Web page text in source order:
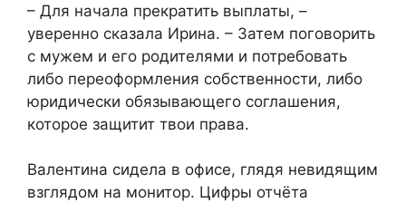
– Для начала прекратить выплаты, –
уверенно сказала Ирина. – Затем поговорить
с мужем и его родителями и потребовать
либо переоформления собственности, либо
юридически обязывающего соглашения,
которое защитит твои права.
Валентина сидела в офисе, глядя невидящим
взглядом на монитор. Цифры отчёта